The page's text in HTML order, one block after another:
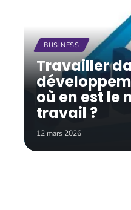
BUSINESS
Travailler
où en est le
travail ?
12 mars 2026